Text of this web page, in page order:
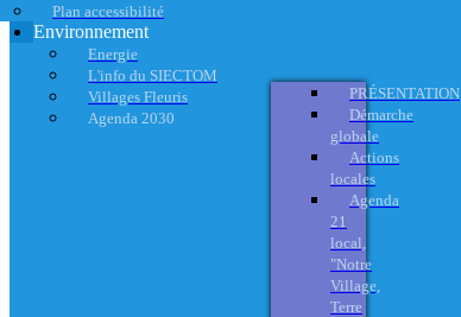
Plan accessibilité
Environnement
Energie
L'info du SIECTOM
Villages Fleuris
Agenda 2030
PRÉSENTATION
Démarche
globale
Actions
locales
Agenda
21
local,
"Notre
Village,
Terre